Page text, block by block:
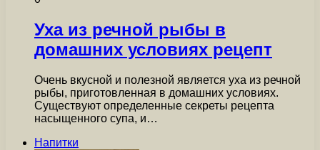
Уха из речной рыбы в
домашних условиях рецепт
Очень вкусной и полезной является уха из речной
рыбы, приготовленная в домашних условиях.
Существуют определенные секреты рецепта
насыщенного супа, и…
Напитки